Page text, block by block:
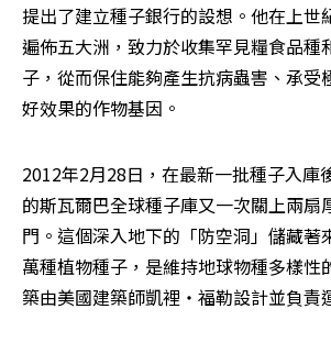
提出了建立種子銀行的設想。他在上世
遍佈五大洲，致力於收集罕見糧食品種
子，從而保住能夠產生抗病蟲害、承受
好效果的作物基因。
2012年2月28日，在最新一批種子入庫
的斯瓦爾巴全球種子庫又一次關上兩扇
門。這個深入地下的「防空洞」儲藏著
萬種植物種子，是維持地球物種多樣性
築由美國建築師凱裡‧福勒設計並負責